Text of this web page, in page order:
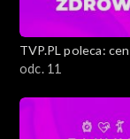
Wielkanocny
TVP.PL poleca:
ciekawostki
odc. 11